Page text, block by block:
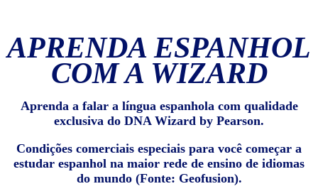
APRENDA ESPANHOL
COM A WIZARD
Aprenda a falar a língua espanhola com qualidade
exclusiva do DNA Wizard by Pearson.
Condições comerciais especiais para você começar a
estudar espanhol na maior rede de ensino de idiomas
do mundo (Fonte: Geofusion).